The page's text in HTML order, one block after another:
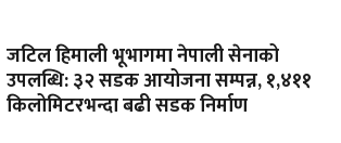
जटिल हिमाली भूभागमा नेपाली सेनाको
उपलब्धि: ३२ सडक आयोजना सम्पन्न, १,४११
किलोमिटरभन्दा बढी सडक निर्माण